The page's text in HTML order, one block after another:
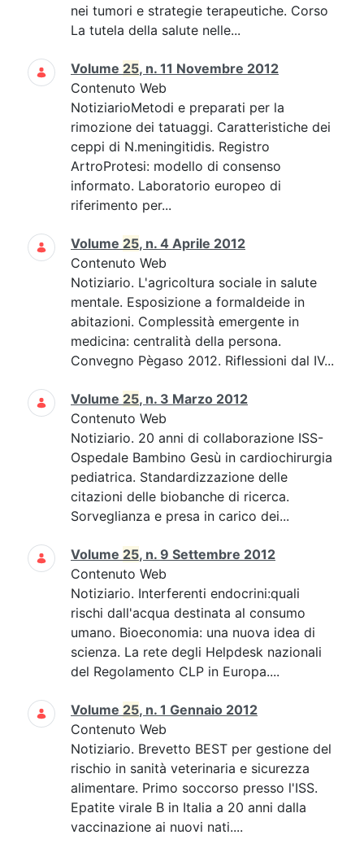
nei tumori e strategie terapeutiche. Corso
La tutela della salute nelle...
Volume 25, n. 11 Novembre 2012
Contenuto Web
NotiziarioMetodi e preparati per la
rimozione dei tatuaggi. Caratteristiche dei
ceppi di N.meningitidis. Registro
ArtroProtesi: modello di consenso
informato. Laboratorio europeo di
riferimento per...
Volume 25, n. 4 Aprile 2012
Contenuto Web
Notiziario. L'agricoltura sociale in salute
mentale. Esposizione a formaldeide in
abitazioni. Complessità emergente in
medicina: centralità della persona.
Convegno Pègaso 2012. Riflessioni dal IV...
Volume 25, n. 3 Marzo 2012
Contenuto Web
Notiziario. 20 anni di collaborazione ISS-
Ospedale Bambino Gesù in cardiochirurgia
pediatrica. Standardizzazione delle
citazioni delle biobanche di ricerca.
Sorveglianza e presa in carico dei...
Volume 25, n. 9 Settembre 2012
Contenuto Web
Notiziario. Interferenti endocrini:quali
rischi dall'acqua destinata al consumo
umano. Bioeconomia: una nuova idea di
scienza. La rete degli Helpdesk nazionali
del Regolamento CLP in Europa....
Volume 25, n. 1 Gennaio 2012
Contenuto Web
Notiziario. Brevetto BEST per gestione del
rischio in sanità veterinaria e sicurezza
alimentare. Primo soccorso presso l'ISS.
Epatite virale B in Italia a 20 anni dalla
vaccinazione ai nuovi nati....